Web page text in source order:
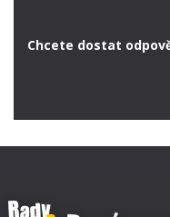
Chcete dostat